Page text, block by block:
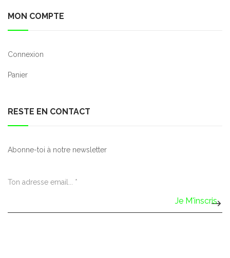
MON COMPTE
Connexion
Panier
RESTE EN CONTACT
Abonne-toi à notre newsletter